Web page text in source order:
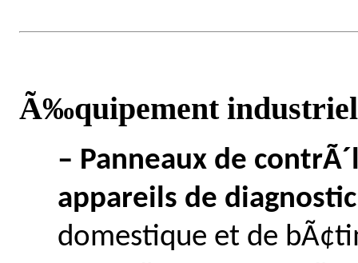
Ã‰quipement
– Panneaux de
appareils de
domestique et de